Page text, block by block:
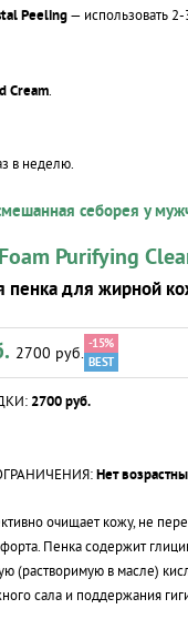
Peeling — использовать
Cream.
в неделю.
себорея у
Purifying
для жирной
2700 руб.
-15%
2700 руб.
Нет
очищает кожу, не
Пенка содержит
(растворимую в масле)
сала и поддержания